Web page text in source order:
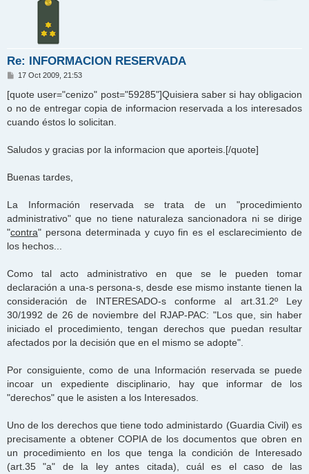
Re: INFORMACION RESERVADA
M
n
a
j
e
17 Oct 2009, 21:53
[quote user="cenizo" post="59285"]Quisiera saber si hay obligacion
o no de entregar copia de informacion reservada a los interesados
cuando éstos lo solicitan.
Saludos y gracias por la informacion que aporteis.[/quote]
Buenas tardes,
La Información reservada se trata de un "procedimiento
administrativo" que no tiene naturaleza sancionadora ni se dirige
"contra" persona determinada y cuyo fin es el esclarecimiento de
los hechos...
Como tal acto administrativo en que se le pueden tomar
declaración a una-s persona-s, desde ese mismo instante tienen la
consideración de INTERESADO-s conforme al art.31.2º Ley
30/1992 de 26 de noviembre del RJAP-PAC: "Los que, sin haber
iniciado el procedimiento, tengan derechos que puedan resultar
afectados por la decisión que en el mismo se adopte".
Por consiguiente, como de una Información reservada se puede
incoar un expediente disciplinario, hay que informar de los
"derechos" que le asisten a los Interesados.
Uno de los derechos que tiene todo administardo (Guardia Civil) es
precisamente a obtener COPIA de los documentos que obren en
un procedimiento en los que tenga la condición de Interesado
(art.35 "a" de la ley antes citada), cuál es el caso de las